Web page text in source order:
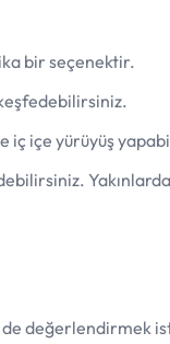
bir seçenektir.
iç içe yürüyüş
değerlendirmek